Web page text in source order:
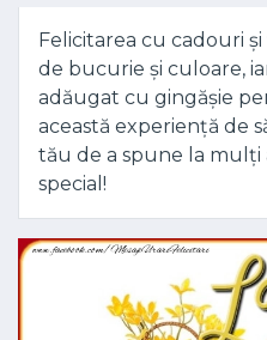
Felicitarea cu cadouri
de bucurie și culoare,
adăugat cu gingășie
această experiență de
tău de a spune la
special!